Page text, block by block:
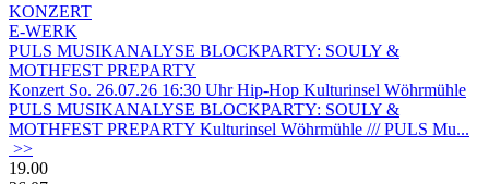
KONZERT
E-WERK
PULS MUSIKANALYSE BLOCKPARTY: SOULY &
MOTHFEST PREPARTY
Konzert So. 26.07.26 16:30 Uhr Hip-Hop Kulturinsel Wöhrmühle
PULS MUSIKANALYSE BLOCKPARTY: SOULY &
MOTHFEST PREPARTY Kulturinsel Wöhrmühle /// PULS Mu...
>>
19.00